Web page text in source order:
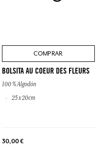
COMPRAR
BOLSITA AU COEUR DES FLEURS
100 % Algodón
25 x 20cm
30,00 €